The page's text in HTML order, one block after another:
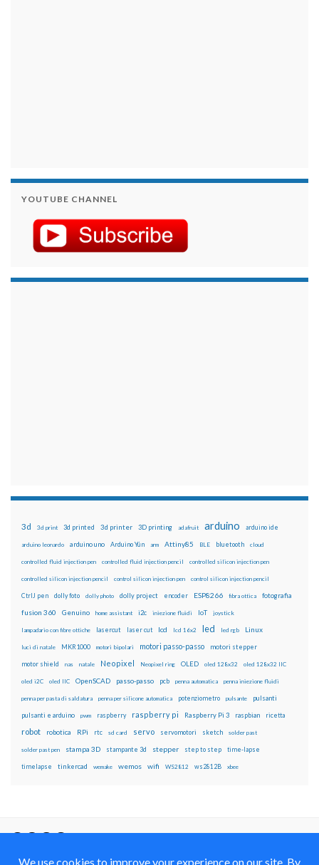
YOUTUBE CHANNEL
3d 3d print 3d printed 3d printer 3D printing adafruit arduino arduino ide
arduino leonardo arduino uno Arduino Yún arm Attiny85 BLE bluetooth cloud
controlled fluid injection pen controlled fluid injection pencil controlled silicon injection pen
controlled silicon injection pencil control silicon injection pen control silicon injection pencil
CtrlJ pen dolly foto dolly photo dolly project encoder ESP8266 fibra ottica fotografia
fusion 360 Genuino home assistant i2c iniezione fluidi IoT joystick
lampadario con fibre ottiche lasercut laser cut lcd lcd 16x2 led led rgb Linux
luci di natale MKR1000 motori bipolari motori passo-passo motori stepper
motor shield nas natale Neopixel Neopixel ring OLED oled 128x32 oled 128x32 IIC
oled i2C oled IIC OpenSCAD passo-passo pcb penna automatica penna iniezione fluidi
penna per pasta di saldatura penna per silicone automatica potenziometro pulsante pulsanti
pulsanti e arduino pwm raspberry raspberry pi Raspberry Pi 3 raspbian ricetta
robot robotica RPi rtc sd card servo servomotori sketch solder past
solder past pen stampa 3D stampante 3d stepper step to step time-lapse
timelapse tinkercad wemake wemos wifi WS2812 ws2812B xbee
con Licenza
Creative Commons Attribution Non commercial Share